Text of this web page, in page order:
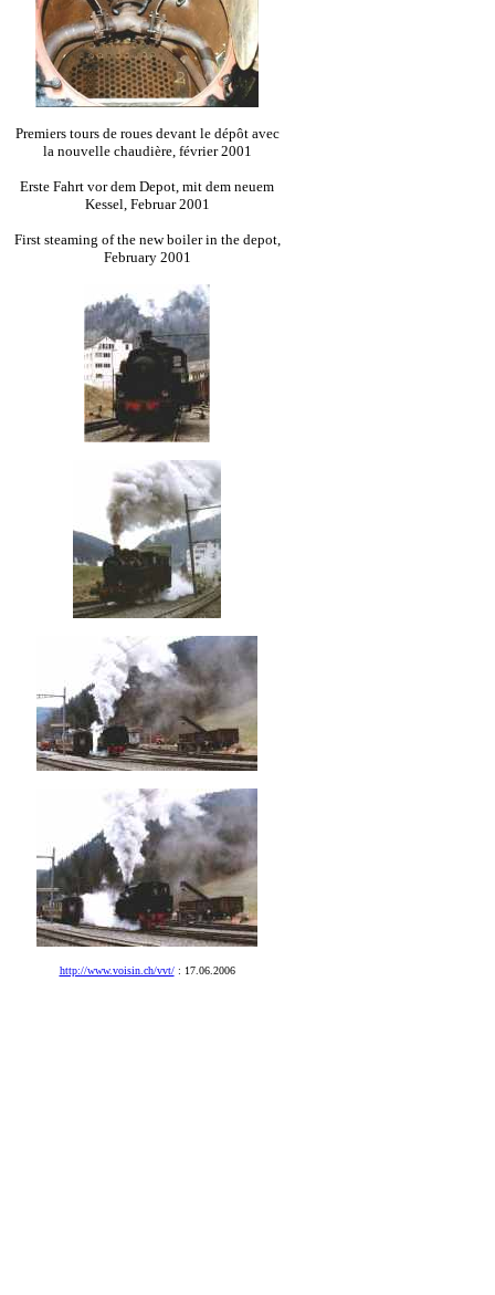
Premiers tours de roues devant le dépôt avec
la nouvelle chaudière, février 2001
Erste Fahrt vor dem Depot, mit dem neuem
Kessel, Februar 2001
First steaming of the new boiler in the depot,
February 2001
http://www.voisin.ch/vvt/: 17.06.2006